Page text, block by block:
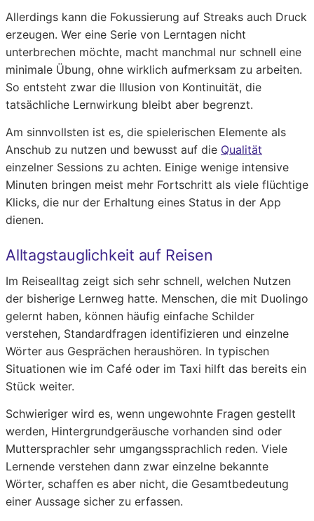
Allerdings kann die Fokussierung auf Streaks auch Druck
erzeugen. Wer eine Serie von Lern­tagen nicht
unterbrechen möchte, macht manchmal nur schnell eine
minimale Übung, ohne wirklich aufmerksam zu arbeiten.
So entsteht zwar die Illusion von Kontinuität, die
tatsächliche Lernwirkung bleibt aber begrenzt.
Am sinnvollsten ist es, die spielerischen Elemente als
Anschub zu nutzen und bewusst auf die Qualität
einzelner Sessions zu achten. Einige wenige intensive
Minuten bringen meist mehr Fortschritt als viele flüchtige
Klicks, die nur der Erhaltung eines Status in der App
dienen.
Alltagstauglichkeit auf Reisen
Im Reisealltag zeigt sich sehr schnell, welchen Nutzen
der bisherige Lernweg hatte. Menschen, die mit Duolingo
gelernt haben, können häufig einfache Schilder
verstehen, Standardfragen identifizieren und einzelne
Wörter aus Gesprächen heraushören. In typischen
Situationen wie im Café oder im Taxi hilft das bereits ein
Stück weiter.
Schwieriger wird es, wenn ungewohnte Fragen gestellt
werden, Hintergrundgeräusche vorhanden sind oder
Muttersprachler sehr umgangssprachlich reden. Viele
Lernende verstehen dann zwar einzelne bekannte
Wörter, schaffen es aber nicht, die Gesamtbedeutung
einer Aussage sicher zu erfassen.